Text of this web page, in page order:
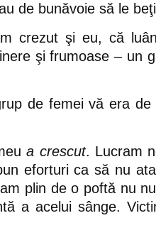
de bunăvoie să le
crezut şi eu, că
şi frumoase – un
de femei vă era
a crescut. Lucram
eforturi ca să nu
plin de o poftă nu
a acelui sânge.